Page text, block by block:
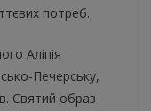
потреб.
Аліпія
Печерську,
Святий образ